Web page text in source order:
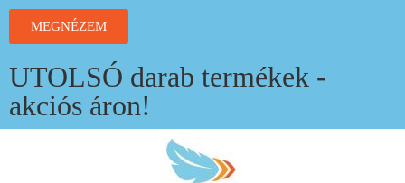
MEGNÉZEM
UTOLSÓ darab termékek -
akciós áron!